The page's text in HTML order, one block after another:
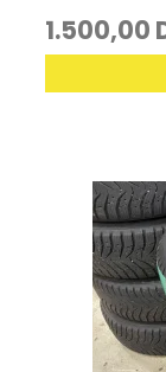
1.500,00